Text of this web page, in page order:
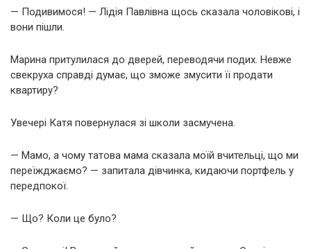
— Подивимося! — Лідія Павлівна щось сказала чоловікові, і
вони пішли.
Марина притулилася до дверей, переводячи подих. Невже
свекруха справді думає, що зможе змусити її продати
квартиру?
Увечері Катя повернулася зі школи засмучена.
— Мамо, а чому татова мама сказала моїй вчительці, що ми
переїжджаємо? — запитала дівчинка, кидаючи портфель у
передпокої.
— Що? Коли це було?